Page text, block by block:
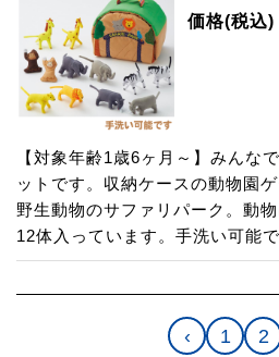
価格(税込)
【対象年齢1歳6ヶ月～】みんな
ットです。収納ケースの動物園
野生動物のサファリパーク。動
12体入っています。手洗い可能で
‹ 1 2